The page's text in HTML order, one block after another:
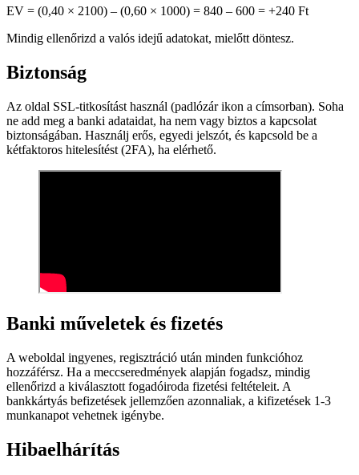
EV = (0,40 × 2100) – (0,60 × 1000) = 840 – 600 = +240 Ft
Mindig ellenőrizd a valós idejű adatokat, mielőtt döntesz.
Biztonság
Az oldal SSL-titkosítást használ (padlózár ikon a címsorban). Soha
ne add meg a banki adataidat, ha nem vagy biztos a kapcsolat
biztonságában. Használj erős, egyedi jelszót, és kapcsold be a
kétfaktoros hitelesítést (2FA), ha elérhető.
Banki műveletek és fizetés
A weboldal ingyenes, regisztráció után minden funkcióhoz
hozzáférsz. Ha a meccseredmények alapján fogadsz, mindig
ellenőrizd a kiválasztott fogadóiroda fizetési feltételeit. A
bankkártyás befizetések jellemzően azonnaliak, a kifizetések 1-3
munkanapot vehetnek igénybe.
Hibaelhárítás